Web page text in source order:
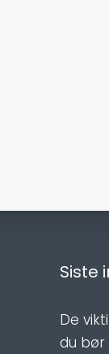
Siste
De
du bør